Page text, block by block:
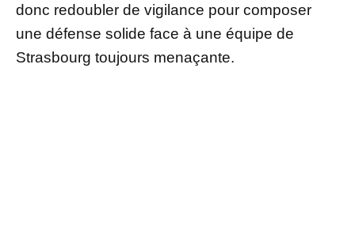
donc redoubler de vigilance pour composer
une défense solide face à une équipe de
Strasbourg toujours menaçante.